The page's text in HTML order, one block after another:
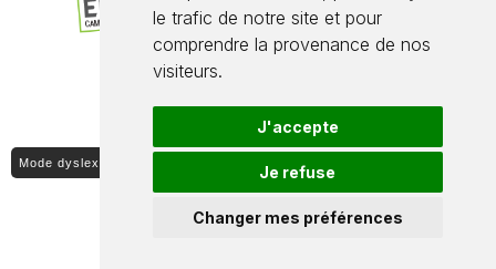
le trafic de notre site et pour
comprendre la provenance de nos
visiteurs.
J'accepte
Je refuse
Changer mes préférences
Mode dyslexique ON / OFF